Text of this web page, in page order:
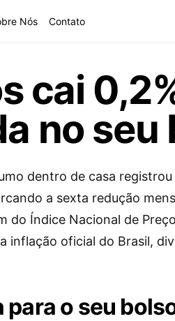
Nós Contato
cai
no seu
dentro de casa registrou
a sexta redução
do Índice Nacional de
inflação oficial do Brasil,
o seu